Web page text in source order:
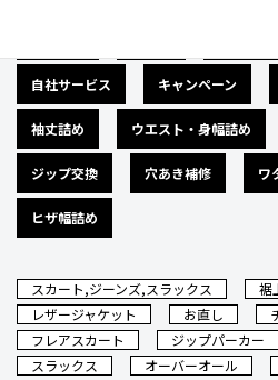
自社サービス キャンペーン
袖丈詰め ウエスト・身幅詰め
ジップ交換 穴あき補修 ワ
ヒザ幅詰め
スカート,ジーンズ,スラックス 裾
レザージャケット
お直し
フレアスカート
ジップパーカー
スラックス
オーバーオール